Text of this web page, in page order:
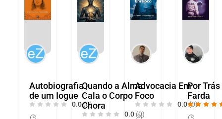
Autobiografia
de um Iogue
0.0(0)
Quando a Alma
Cala o Corpo
Chora
0.0 (0)
Advocacia Em
Foco
0.0(0)
Por Trás
Farda